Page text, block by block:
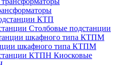
КТП
Столбовые подстанции
шкафного типа КТПМ
Киосковые